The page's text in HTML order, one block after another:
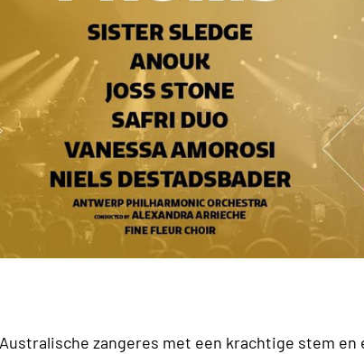
zangeres met een krachtige stem en